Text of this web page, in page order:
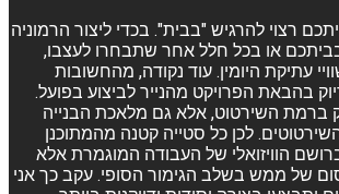
רצוי להרגיש "בבית". בכדי ליצור הרמוניה
בביתכם או בכל חלל אחר שתבחרו לעצבו,
עתיקת היומין. עוד נקודה, מהחשובות
בהבאת הפרויקט מהנייר לביצוע בפועל.
ברמת השירטוט, אלא גם מלאכת הבנייה
לכן כל סטייה קטנה מהמתוכנן
הוויזואלי של העבודה המוגמרת אלא
של ממש בשלב הגימור הסופי. עקב כך אני